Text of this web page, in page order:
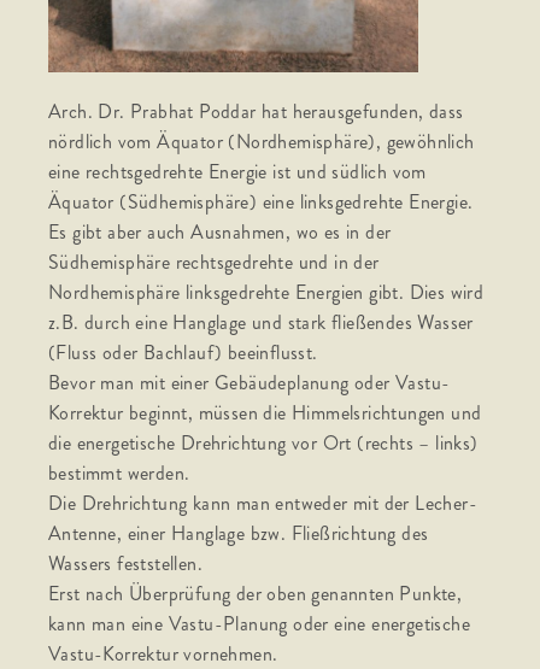
Arch. Dr. Prabhat Poddar hat herausgefunden, dass
nördlich vom Äquator (Nordhemisphäre), gewöhnlich
eine rechtsgedrehte Energie ist und südlich vom
Äquator (Südhemisphäre) eine linksgedrehte Energie.
Es gibt aber auch Ausnahmen, wo es in der
Südhemisphäre rechtsgedrehte und in der
Nordhemisphäre linksgedrehte Energien gibt. Dies wird
z.B. durch eine Hanglage und stark fließendes Wasser
(Fluss oder Bachlauf) beeinflusst.
Bevor man mit einer Gebäudeplanung oder Vastu-
Korrektur beginnt, müssen die Himmelsrichtungen und
die energetische Drehrichtung vor Ort (rechts – links)
bestimmt werden.
Die Drehrichtung kann man entweder mit der Lecher-
Antenne, einer Hanglage bzw. Fließrichtung des
Wassers feststellen.
Erst nach Überprüfung der oben genannten Punkte,
kann man eine Vastu-Planung oder eine energetische
Vastu-Korrektur vornehmen.